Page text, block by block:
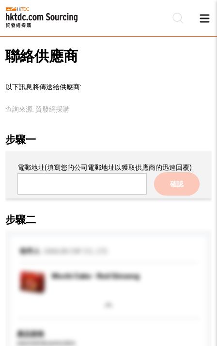
聯絡供應商
以下訊息將傳送給供應商:
查詢來源: 貿發網採購
步驟一
電郵地址(填寫您的公司電郵地址以獲取供應商的迅速回覆)
確認
步驟二
收件人
Mochi Cake - Red Ginseng
產品規格